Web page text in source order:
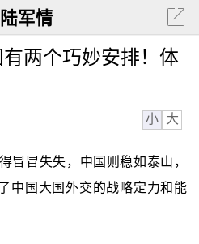
军情
两个巧妙安排！体
小 大
冒冒失失，中国则稳如泰山，
中国大国外交的战略定力和能